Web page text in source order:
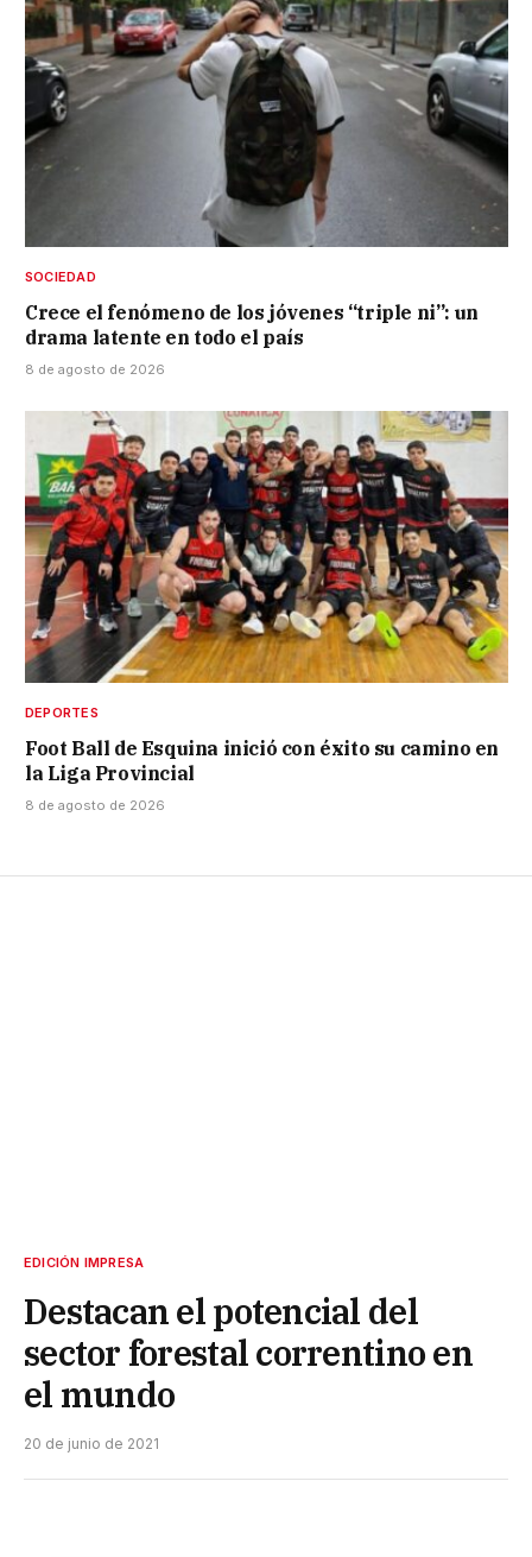
SOCIEDAD
Crece el fenómeno de los jóvenes “triple ni”: un
drama latente en todo el país
8 de agosto de 2026
DEPORTES
Foot Ball de Esquina inició con éxito su camino en
la Liga Provincial
8 de agosto de 2026
EDICIÓN IMPRESA
Destacan el potencial del
sector forestal correntino en
el mundo
20 de junio de 2021